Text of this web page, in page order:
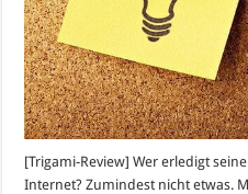
[Trigami-Review] Wer erledigt
Internet? Zumindest nicht etwas.